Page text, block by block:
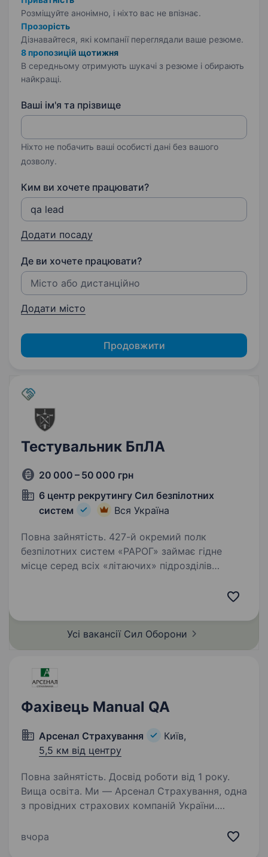
Розміщуйте анонімно, і ніхто вас не впізнає.
Прозорість
Дізнавайтеся, які компанії переглядали ваше резюме.
8 пропозицій щотижня
В середньому отримують шукачі з резюме і обирають
найкращі.
Ваші ім'я та прізвище
Ніхто не побачить ваші особисті дані без вашого
дозволу.
Ким ви хочете працювати?
Додати посаду
Де ви хочете працювати?
Додати місто
Продовжити
Тестувальник БпЛА
20 000 – 50 000 грн
6 центр рекрутингу Сил безпілотних
систем
Вся Україна
Повна зайнятість. 427-й окремий полк
безпілотних систем «РАРОГ» займає гідне
місце серед всіх «літаючих» підрозділів
ворожої техніки та живої сили противника.
Усі вакансії Сил Оборони
Фахівець Manual QA
Арсенал Страхування
Київ,
5,5 км від центру
Повна зайнятість. Досвід роботи від 1 року.
Вища освіта. Ми — Арсенал Страхування, одна
з провідних страхових компаній України.
понад 20 років. Свою фінансову безпеку нам
вчора